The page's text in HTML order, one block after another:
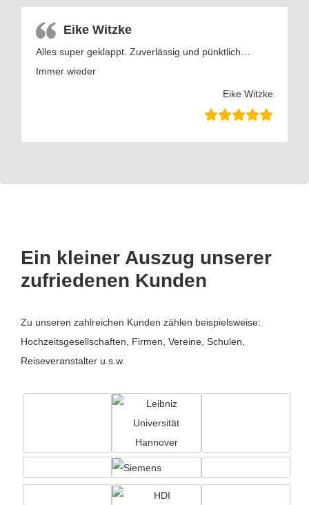
Eike Witzke
Alles super geklappt. Zuverlässig und pünktlich…
Immer wieder
Eike Witzke
Ein kleiner Auszug unserer
zufriedenen Kunden
Zu unseren zahlreichen Kunden zählen beispielsweise:
Hochzeitsgesellschaften, Firmen, Vereine, Schulen,
Reiseveranstalter u.s.w.